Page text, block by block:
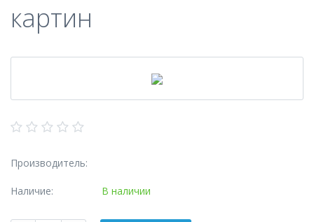
картин
Производитель:
Наличие: В наличии